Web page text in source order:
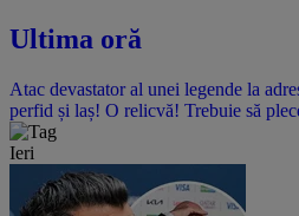
Ultima oră
Atac devastator al unei legende la
perfid și laș! O relicvă! Trebuie să
Ieri